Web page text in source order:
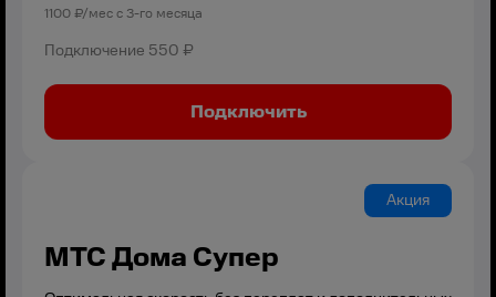
1100₽/мес с 3-го месяца
Подключение 550 ₽
Подключить
Акция
МТС Дома Супер